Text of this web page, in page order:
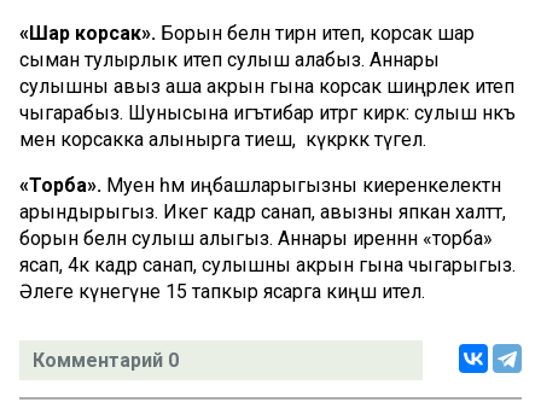
«Шар корсак». Борын белән тирән итеп, корсак шар
сыман тулырлык итеп сулыш алабыз. Аннары
сулышны авыз аша акрын гына корсак шиңәрлек итеп
чыгарабыз. Шунысына игътибар итәргә кирәк: сулыш нәкъ
менә корсакка алынырга тиеш, ә күкрәккә түгел.
«Торба». Муен һәм иңбашларыгызны киеренкелектән
арындырыгыз. Икегә кадәр санап, авызны япкан халәттә,
борын белән сулыш алыгыз. Аннары иреннән «торба»
ясап, 4кә кадәр санап, сулышны акрын гына чыгарыгыз.
Әлеге күнегүне 15 тапкыр ясарга киңәш ителә.
Комментарий 0